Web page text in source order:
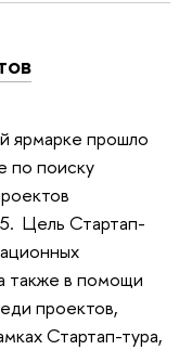
ярмарке прошло
по поиску
Цель Стартап-
также в помощи
проектов,
Стартап-тура,